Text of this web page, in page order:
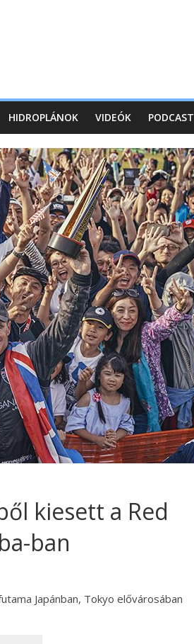
HIDROPLÁNOK VIDEÓK PODCAST
kiesett a Red
ban
Japánban, Tokyo elővárosában